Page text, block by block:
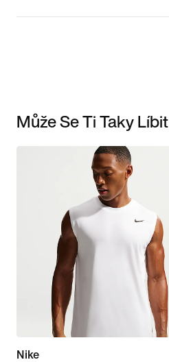
Může Se Ti Taky Líbit
Nike